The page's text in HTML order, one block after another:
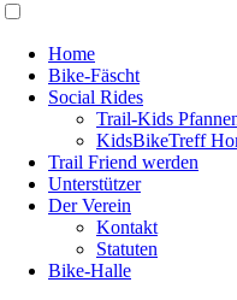
Home
Bike-Fäscht
Social Rides
Trail-Kids
KidsBikeTreff
Trail Friend werden
Unterstützer
Der Verein
Kontakt
Statuten
Bike-Halle